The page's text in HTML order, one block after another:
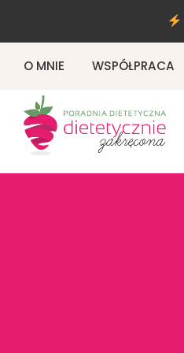
treści
O MNIE WSPÓŁPRACA